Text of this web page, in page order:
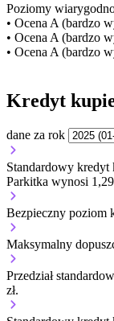
Poziomy
• Ocena A (bardzo
• Ocena A (bardzo
• Ocena A (bardzo
Kredyt
dane za rok
Standardowy kredyt
Parkitka wynosi 1,29
Bezpieczny poziom
Maksymalny
Przedział
zł.